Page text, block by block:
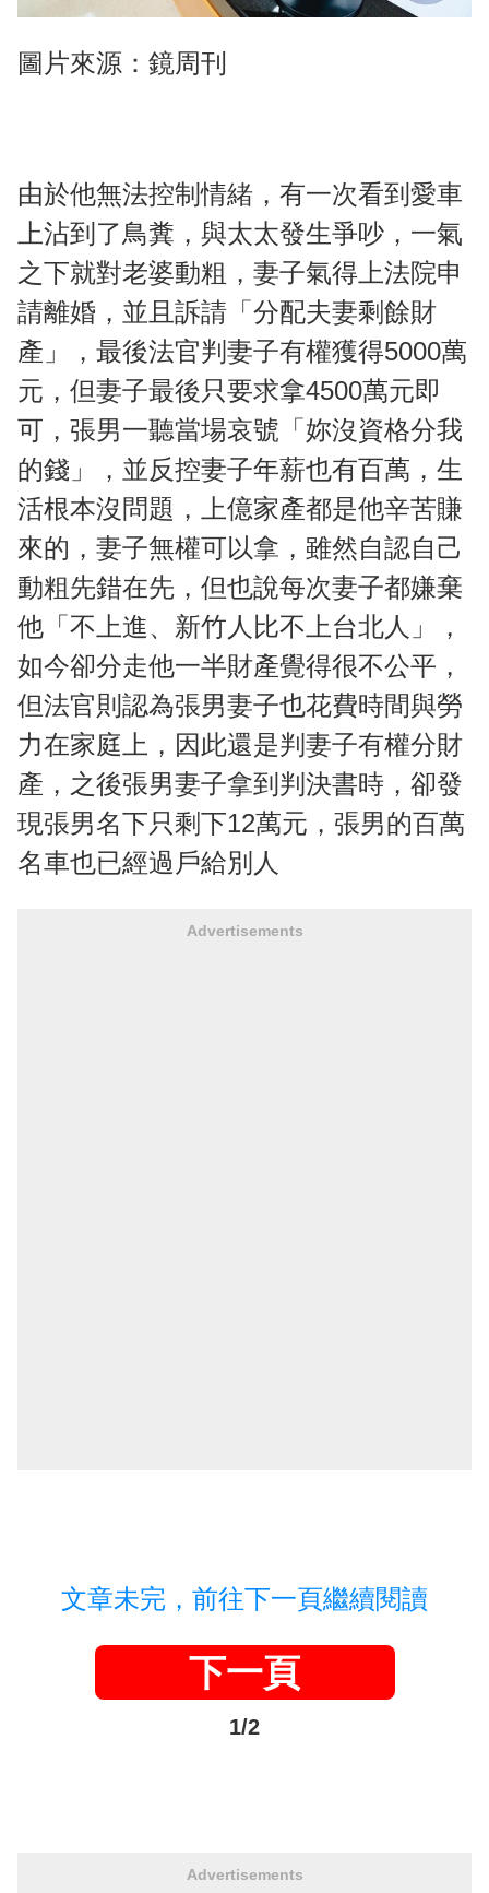
圖片來源：鏡周刊
由於他無法控制情緒，有一次看到愛車
上沾到了鳥糞，與太太發生爭吵，一氣
之下就對老婆動粗，妻子氣得上法院申
請離婚，並且訴請「分配夫妻剩餘財
產」，最後法官判妻子有權獲得5000萬
元，但妻子最後只要求拿4500萬元即
可，張男一聽當場哀號「妳沒資格分我
的錢」，並反控妻子年薪也有百萬，生
活根本沒問題，上億家產都是他辛苦賺
來的，妻子無權可以拿，雖然自認自己
動粗先錯在先，但也說每次妻子都嫌棄
他「不上進、新竹人比不上台北人」，
如今卻分走他一半財產覺得很不公平，
但法官則認為張男妻子也花費時間與勞
力在家庭上，因此還是判妻子有權分財
產，之後張男妻子拿到判決書時，卻發
現張男名下只剩下12萬元，張男的百萬
名車也已經過戶給別人
Advertisements
文章未完，前往下一頁繼續閱讀
下一頁
1/2
Advertisements